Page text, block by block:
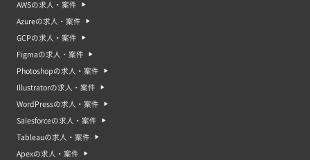
AWSの求人・案件
Azureの求人・案件
GCPの求人・案件
Figmaの求人・案件
Photoshopの求人・案件
Illustratorの求人・案件
WordPressの求人・案件
Salesforceの求人・案件
Tableauの求人・案件
Apexの求人・案件